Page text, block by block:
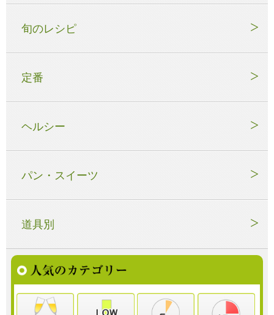
旬のレシピ
定番
ヘルシー
パン・スイーツ
道具別